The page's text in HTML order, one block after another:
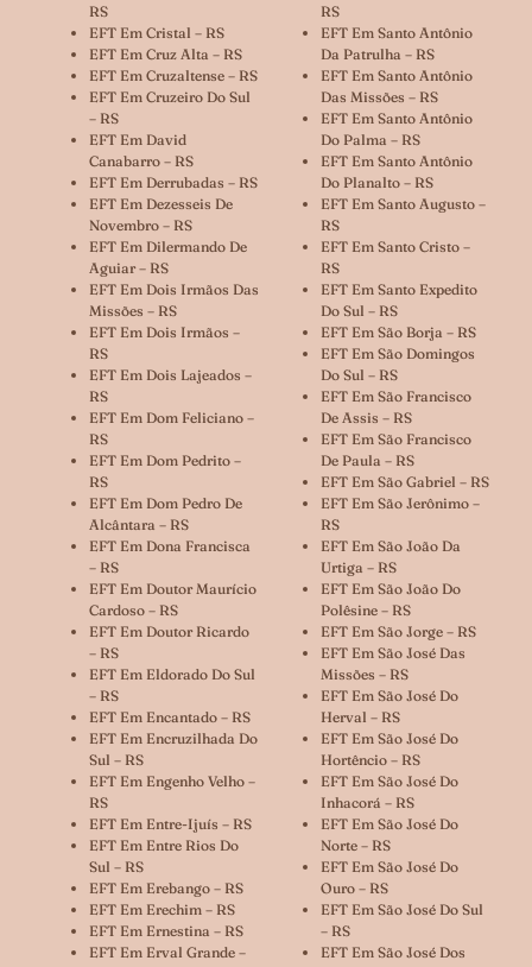
RS
EFT Em Cristal – RS
EFT Em Cruz Alta – RS
EFT Em Cruzaltense – RS
EFT Em Cruzeiro Do Sul
– RS
EFT Em David
Canabarro – RS
EFT Em Derrubadas – RS
EFT Em Dezesseis De
Novembro – RS
EFT Em Dilermando De
Aguiar – RS
EFT Em Dois Irmãos Das
Missões – RS
EFT Em Dois Irmãos –
RS
EFT Em Dois Lajeados –
RS
EFT Em Dom Feliciano –
RS
EFT Em Dom Pedrito –
RS
EFT Em Dom Pedro De
Alcântara – RS
EFT Em Dona Francisca
– RS
EFT Em Doutor Maurício
Cardoso – RS
EFT Em Doutor Ricardo
– RS
EFT Em Eldorado Do Sul
– RS
EFT Em Encantado – RS
EFT Em Encruzilhada Do
Sul – RS
EFT Em Engenho Velho –
RS
EFT Em Entre-Ijuís – RS
EFT Em Entre Rios Do
Sul – RS
EFT Em Erebango – RS
EFT Em Erechim – RS
EFT Em Ernestina – RS
EFT Em Erval Grande –
RS
EFT Em Santo Antônio
Da Patrulha – RS
EFT Em Santo Antônio
Das Missões – RS
EFT Em Santo Antônio
Do Palma – RS
EFT Em Santo Antônio
Do Planalto – RS
EFT Em Santo Augusto –
RS
EFT Em Santo Cristo –
RS
EFT Em Santo Expedito
Do Sul – RS
EFT Em São Borja – RS
EFT Em São Domingos
Do Sul – RS
EFT Em São Francisco
De Assis – RS
EFT Em São Francisco
De Paula – RS
EFT Em São Gabriel – RS
EFT Em São Jerônimo –
RS
EFT Em São João Da
Urtiga – RS
EFT Em São João Do
Polêsine – RS
EFT Em São Jorge – RS
EFT Em São José Das
Missões – RS
EFT Em São José Do
Herval – RS
EFT Em São José Do
Hortêncio – RS
EFT Em São José Do
Inhacorá – RS
EFT Em São José Do
Norte – RS
EFT Em São José Do
Ouro – RS
EFT Em São José Do Sul
– RS
EFT Em São José Dos